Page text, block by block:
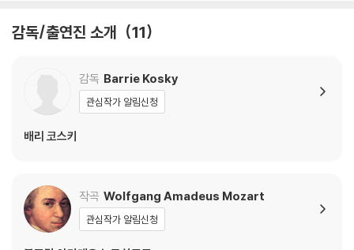
완성도를 높였다.
- '다 폰테 사이클'이란 볼프강 아마데우스 모차르트가 베네치아 출신의 대
번째 작품인 〈돈 죠반니〉(1787)은 '오페라 부파'로는 묵직한 내용이고, 바
표현은 아니다. 등장인물의 캐릭터를 보면 레포렐로, 체를리나와 마제토
등 비교적 조연급이 부파적 인물이고, 돈 조반니는 중립적이며, 돈나 안나,
돈나 엘비라, 돈 오타비오는 부파의 영역을 벗어난다.
감독/출연진 소개 11
감독 Barrie Kosky
관심작가 알림신청
배리 코스키
작곡 Wolfgang Amadeus Mozart
관심작가 알림신청